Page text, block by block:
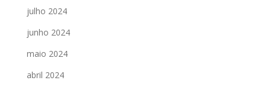
julho 2024
junho 2024
maio 2024
abril 2024